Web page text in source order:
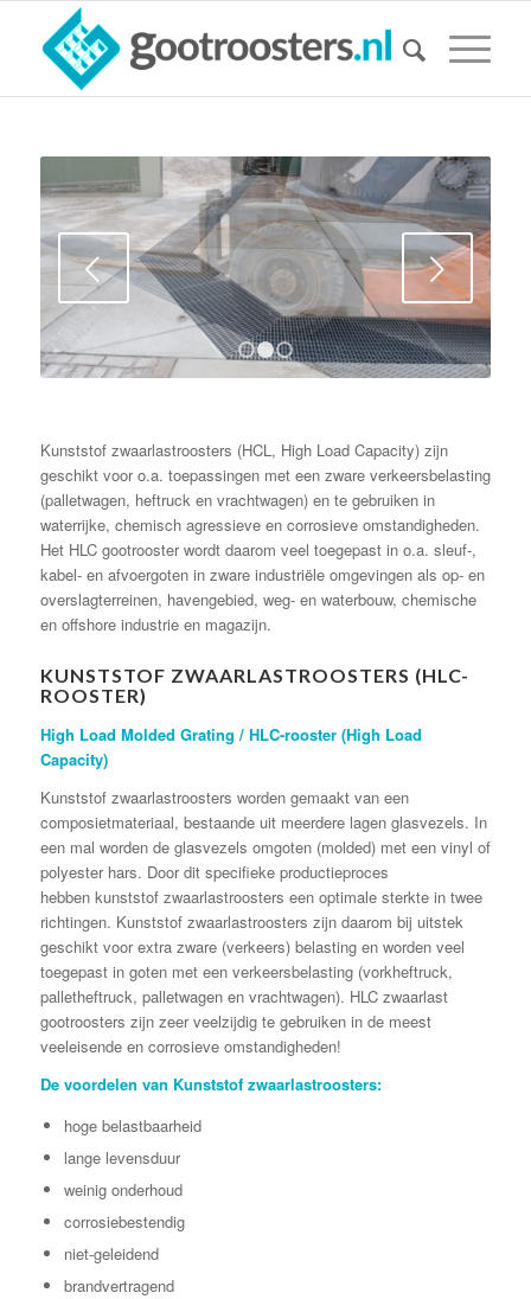
Volgende
1 2 3
Kunststof zwaarlastroosters (HCL, High Load Capacity) zijn
geschikt voor o.a. toepassingen met een zware verkeersbelasting
(palletwagen, heftruck en vrachtwagen) en te gebruiken in
waterrijke, chemisch agressieve en corrosieve omstandigheden.
Het HLC gootrooster wordt daarom veel toegepast in o.a. sleuf-,
kabel- en afvoergoten in zware industriële omgevingen als op- en
overslagterreinen, havengebied, weg- en waterbouw, chemische
en offshore industrie en magazijn.
KUNSTSTOF ZWAARLASTROOSTERS (HLC-
ROOSTER)
High Load Molded Grating / HLC-rooster (High Load
Capacity)
Kunststof zwaarlastroosters worden gemaakt van een
composietmateriaal, bestaande uit meerdere lagen glasvezels. In
een mal worden de glasvezels omgoten (molded) met een vinyl of
polyester hars. Door dit specifieke productieproces
hebben kunststof zwaarlastroosters een optimale sterkte in twee
richtingen. Kunststof zwaarlastroosters zijn daarom bij uitstek
geschikt voor extra zware (verkeers) belasting en worden veel
toegepast in goten met een verkeersbelasting (vorkheftruck,
palletheftruck, palletwagen en vrachtwagen). HLC zwaarlast
gootroosters zijn zeer veelzijdig te gebruiken in de meest
veeleisende en corrosieve omstandigheden!
De voordelen van Kunststof zwaarlastroosters:
hoge belastbaarheid
lange levensduur
weinig onderhoud
corrosiebestendig
niet-geleidend
brandvertragend